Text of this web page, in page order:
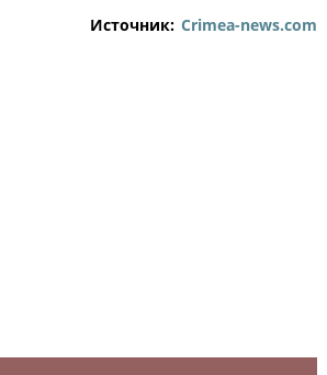
Источник: Crimea-news.com